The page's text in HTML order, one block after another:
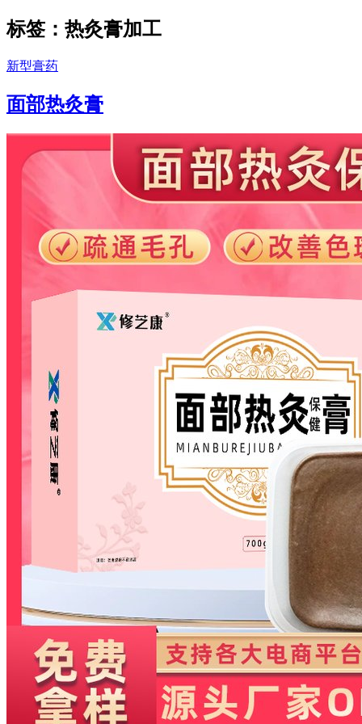
标签：热灸膏加工
新型膏药
面部热灸膏